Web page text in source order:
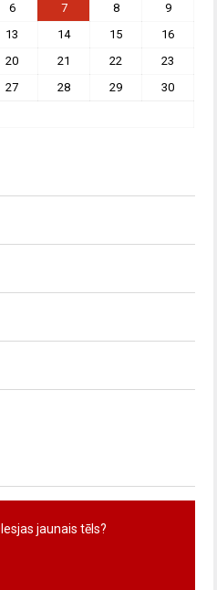
6 7 8
9
13 14 15
16
20 21 22
23
27 28 29
30
jaunais tēls?